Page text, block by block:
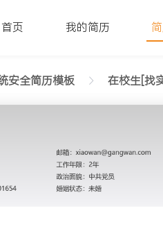
首页 我的简历
安全简历模板 在校生[找
有序简历模板文字版